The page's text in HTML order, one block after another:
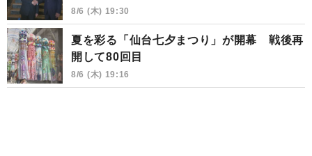
8/6 (木) 19:30
夏を彩る「仙台七夕まつり」が開幕 戦後再
開して80回目
8/6 (木) 19:16